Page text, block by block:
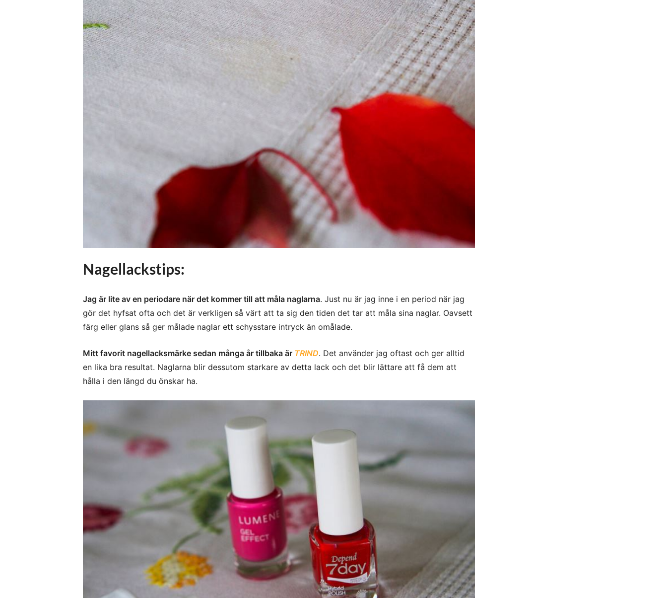
Nagellackstips:
Jag är lite av en periodare när det kommer till att måla naglarna. Just nu är jag inne i en period när jag
gör det hyfsat ofta och det är verkligen så värt att ta sig den tiden det tar att måla sina naglar. Oavsett
färg eller glans så ger målade naglar ett schysstare intryck än omålade.
Mitt favorit nagellacksmärke sedan många år tillbaka är TRIND. Det använder jag oftast och ger alltid
en lika bra resultat. Naglarna blir dessutom starkare av detta lack och det blir lättare att få dem att
hålla i den längd du önskar ha.